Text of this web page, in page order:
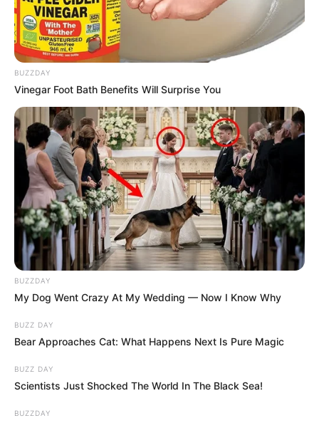
BUZZDAY
Vinegar Foot Bath Benefits Will Surprise You
BUZZDAY
My Dog Went Crazy At My Wedding — Now I Know Why
BUZZ DAY
Bear Approaches Cat: What Happens Next Is Pure Magic
BUZZ DAY
Scientists Just Shocked The World In The Black Sea!
BUZZDAY